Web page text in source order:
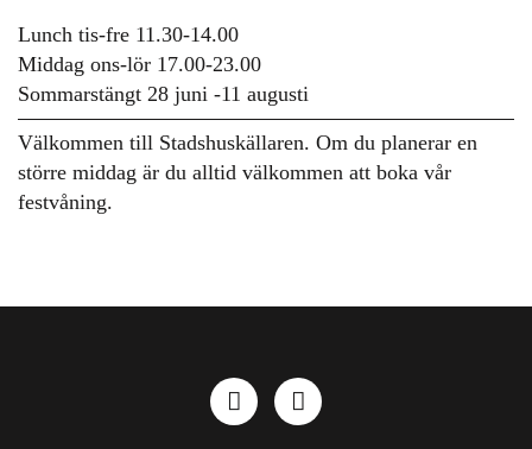
Lunch tis-fre 11.30-14.00
Middag ons-lör 17.00-23.00
Sommarstängt 28 juni -11 augusti
Välkommen till Stadshuskällaren. Om du planerar en
större middag är du alltid välkommen att boka vår
festvåning.